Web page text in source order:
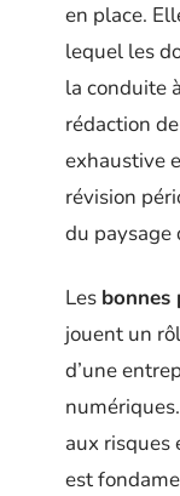
en place.
lequel les
la conduite
rédaction
exhaustive
révision
du paysage
Les bonnes
jouent un
d’une
aux risques
est